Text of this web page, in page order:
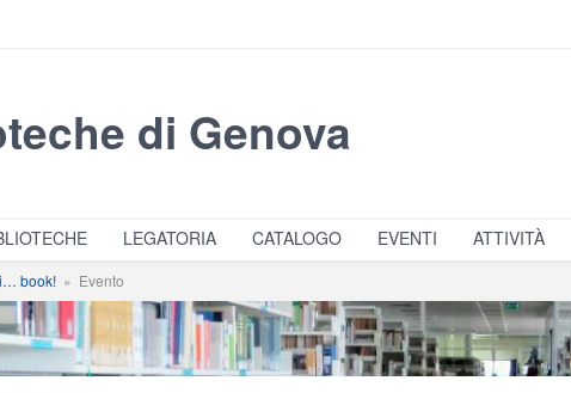
di Genova
LEGATORIA CATALOGO EVENTI ATTIVITÀ
book! » Evento